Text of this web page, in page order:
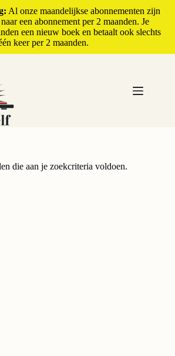
Al onze maandelijkse abonnementen zijn
een abonnement per 2 maanden. Je
een nieuw boek en betaalt ook slechts
keer per 2 maanden.
die aan je zoekcriteria voldoen.